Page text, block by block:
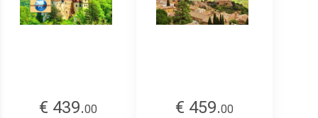
€ 439.00
€ 459.00